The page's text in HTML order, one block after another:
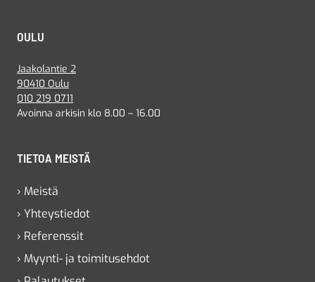
OULU
Jaakolantie 2
90410 Oulu
010 219 0711
Avoinna arkisin klo 8.00 – 16.00
TIETOA MEISTÄ
› Meistä
› Yhteystiedot
› Referenssit
› Myynti- ja toimitusehdot